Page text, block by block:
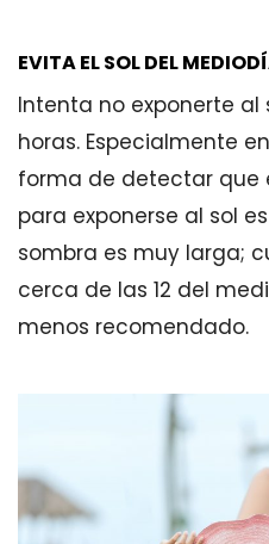
EVITA EL SOL DEL
Intenta no exponerte al
horas. Especialmente
forma de detectar que
para exponerse al sol
sombra es muy larga;
cerca de las 12 del
menos recomendado.